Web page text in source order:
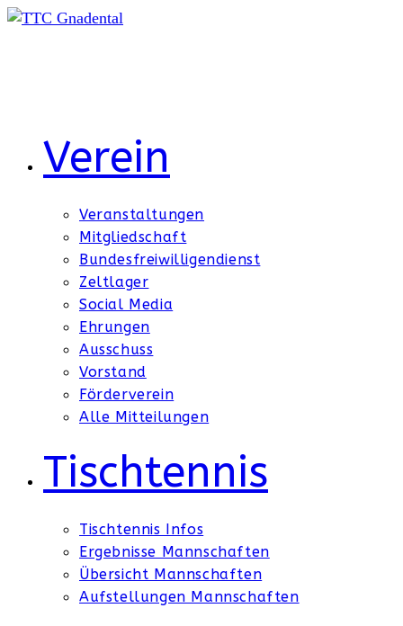
Zum
Verein
Veranstaltungen
Mitgliedschaft
Bundesfreiwilligendienst
Zeltlager
Social Media
Ehrungen
Ausschuss
Vorstand
Förderverein
Alle Mitteilungen
Tischtennis
Tischtennis Infos
Ergebnisse Mannschaften
Übersicht Mannschaften
Aufstellungen Mannschaften